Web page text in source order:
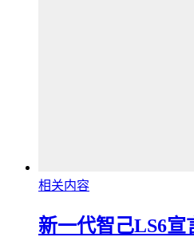
相关内容
新一代智己LS6宣